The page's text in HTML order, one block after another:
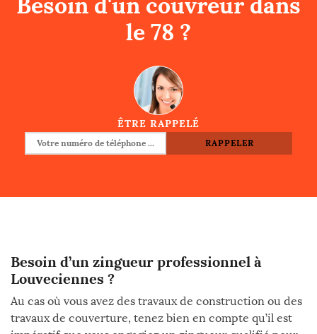
le 78 ?
ÊTRE RAPPELÉ
Besoin d’un zingueur professionnel à
Louveciennes ?
Au cas où vous avez des travaux de construction ou des
travaux de couverture, tenez bien en compte qu’il est